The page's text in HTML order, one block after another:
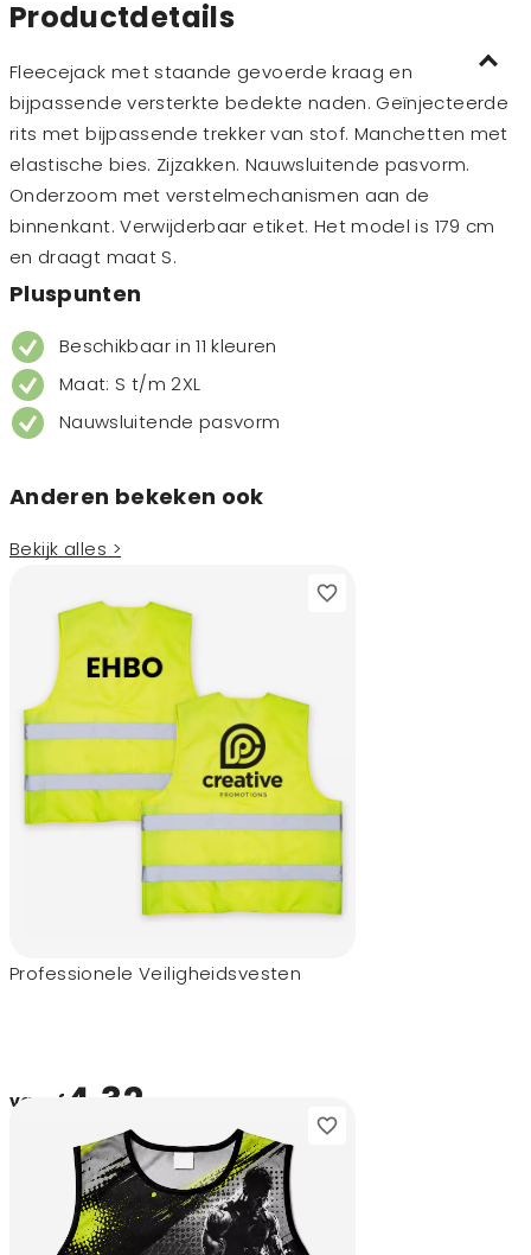
Productdetails
Fleecejack met staande gevoerde kraag en
bijpassende versterkte bedekte naden. Geïnjecteerde
rits met bijpassende trekker van stof. Manchetten met
elastische bies. Zijzakken. Nauwsluitende pasvorm.
Onderzoom met verstelmechanismen aan de
binnenkant. Verwijderbaar etiket. Het model is 179 cm
en draagt maat S.
Pluspunten
Beschikbaar in 11 kleuren
Maat: S t/m 2XL
Nauwsluitende pasvorm
Anderen bekeken ook
Bekijk alles >
Professionele Veiligheidsvesten
vanaf 4,32